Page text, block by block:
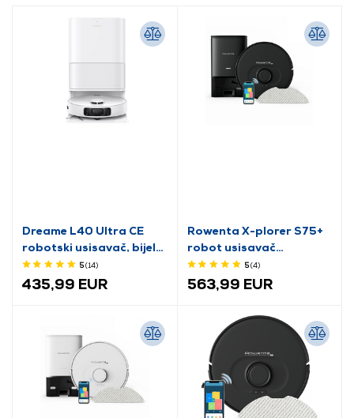
Dreame L40 Ultra CE
robotski usisavač, bijela
boja
5(14)
435,99 EUR
Rowenta X-plorer S75+
robot usisavač
(RR8595WH)
5(4)
563,99 EUR